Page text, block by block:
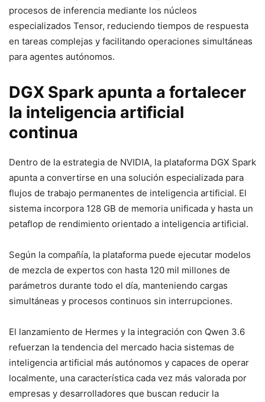
procesos de inferencia mediante los núcleos
especializados Tensor, reduciendo tiempos de respuesta
en tareas complejas y facilitando operaciones simultáneas
para agentes autónomos.
DGX Spark apunta a fortalecer
la inteligencia artificial
continua
Dentro de la estrategia de NVIDIA, la plataforma DGX Spark
apunta a convertirse en una solución especializada para
flujos de trabajo permanentes de inteligencia artificial. El
sistema incorpora 128 GB de memoria unificada y hasta un
petaflop de rendimiento orientado a inteligencia artificial.
Según la compañía, la plataforma puede ejecutar modelos
de mezcla de expertos con hasta 120 mil millones de
parámetros durante todo el día, manteniendo cargas
simultáneas y procesos continuos sin interrupciones.
El lanzamiento de Hermes y la integración con Qwen 3.6
refuerzan la tendencia del mercado hacia sistemas de
inteligencia artificial más autónomos y capaces de operar
localmente, una característica cada vez más valorada por
empresas y desarrolladores que buscan reducir la